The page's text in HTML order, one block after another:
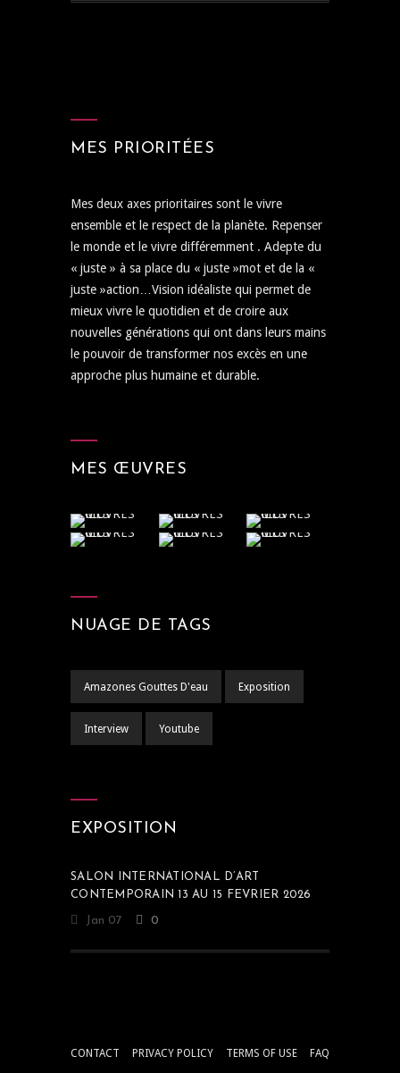
MES PRIORITÉES
Mes deux axes prioritaires sont le vivre
ensemble et le respect de la planète. Repenser
le monde et le vivre différemment . Adepte du
« juste » à sa place du « juste »mot et de la «
juste »action…Vision idéaliste qui permet de
mieux vivre le quotidien et de croire aux
nouvelles générations qui ont dans leurs mains
le pouvoir de transformer nos excès en une
approche plus humaine et durable.
MES ŒUVRES
NUAGE DE TAGS
Amazones Gouttes D'eau Exposition
Interview Youtube
EXPOSITION
SALON INTERNATIONAL D’ART
CONTEMPORAIN 13 AU 15 FEVRIER 2026
Jan 07 0
CONTACT PRIVACY POLICY TERMS OF USE FAQ